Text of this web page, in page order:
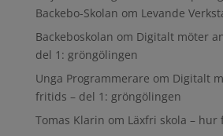
Backebo-Skolan om Levande
Backeboskolan om Digitalt möter
del 1: gröngölingen
Unga Programmerare om Digitalt
fritids – del 1: gröngölingen
Tomas Klarin om Läxfri skola – hur